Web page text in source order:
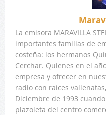
La emisora MARAVILLA
importantes familias de
costeña: los hermanos
Cerchar. Quienes en el
empresa y ofrecer en
radio con raíces
Diciembre de 1993
plazoleta del centro